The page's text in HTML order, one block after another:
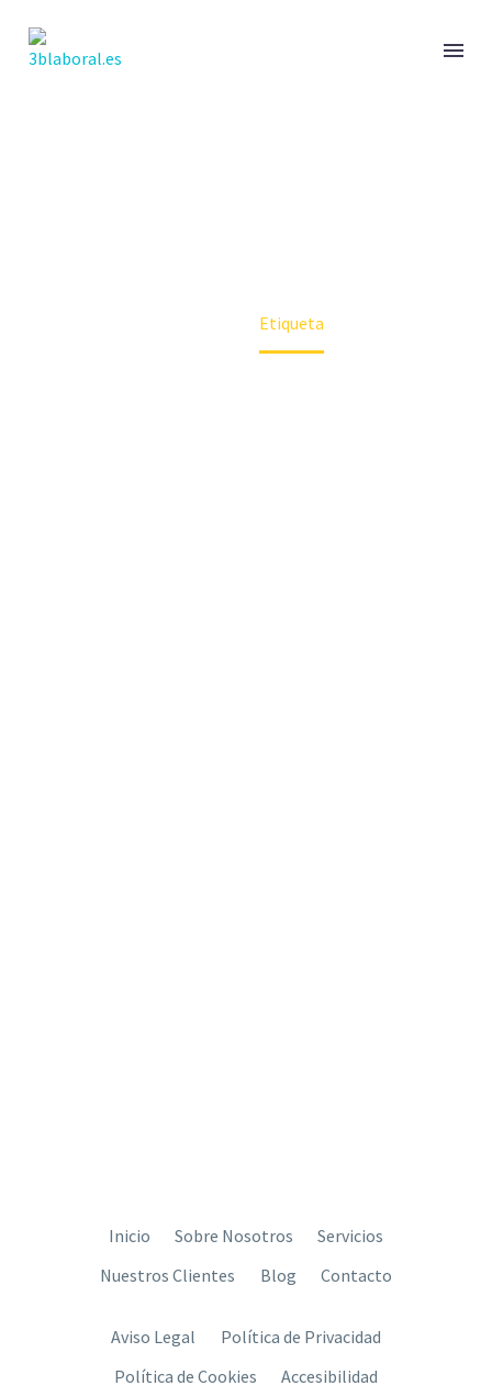
Etiqueta
Inicio Sobre Nosotros
Servicios
Nuestros Clientes
Blog Contacto
Aviso Legal
Política de Privacidad
Política de Cookies
Accesibilidad